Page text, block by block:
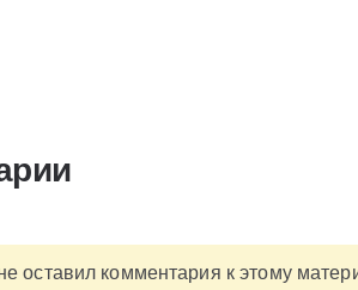
оставил комментария к этому